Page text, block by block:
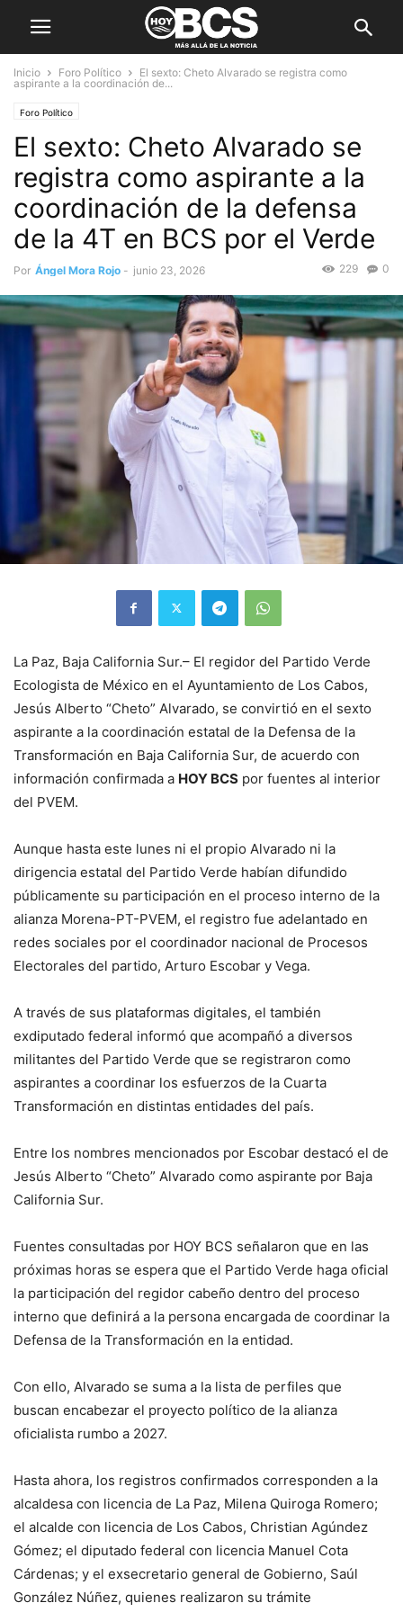
Inicio Foro Político
El sexto: Cheto Alvarado se registra como
aspirante a la coordinación de...
Foro Político
El sexto: Cheto Alvarado se
registra como aspirante a la
coordinación de la defensa
de la 4T en BCS por el Verde
Por Ángel Mora Rojo - junio 23, 2026 0
229
La Paz, Baja California Sur.– El regidor del Partido Verde
Ecologista de México en el Ayuntamiento de Los Cabos,
Jesús Alberto “Cheto” Alvarado, se convirtió en el sexto
aspirante a la coordinación estatal de la Defensa de la
Transformación en Baja California Sur, de acuerdo con
información confirmada a HOY BCS por fuentes al interior
del PVEM.
Aunque hasta este lunes ni el propio Alvarado ni la
dirigencia estatal del Partido Verde habían difundido
públicamente su participación en el proceso interno de la
alianza Morena-PT-PVEM, el registro fue adelantado en
redes sociales por el coordinador nacional de Procesos
Electorales del partido, Arturo Escobar y Vega.
A través de sus plataformas digitales, el también
exdiputado federal informó que acompañó a diversos
militantes del Partido Verde que se registraron como
aspirantes a coordinar los esfuerzos de la Cuarta
Transformación en distintas entidades del país.
Entre los nombres mencionados por Escobar destacó el de
Jesús Alberto “Cheto” Alvarado como aspirante por Baja
California Sur.
Fuentes consultadas por HOY BCS señalaron que en las
próximas horas se espera que el Partido Verde haga oficial
la participación del regidor cabeño dentro del proceso
interno que definirá a la persona encargada de coordinar la
Defensa de la Transformación en la entidad.
Con ello, Alvarado se suma a la lista de perfiles que
buscan encabezar el proyecto político de la alianza
oficialista rumbo a 2027.
Hasta ahora, los registros confirmados corresponden a la
alcaldesa con licencia de La Paz, Milena Quiroga Romero;
el alcalde con licencia de Los Cabos, Christian Agúndez
Gómez; el diputado federal con licencia Manuel Cota
Cárdenas; y el exsecretario general de Gobierno, Saúl
González Núñez, quienes realizaron su trámite